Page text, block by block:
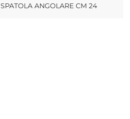
SPATOLA ANGOLARE CM 24